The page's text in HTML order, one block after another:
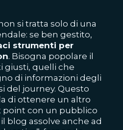
si tratta solo di una
se ben gestito,
strumenti per
. Bisogna popolare il
giusti, quelli che
di informazioni degli
del journey. Questo
di ottenere un altro
con un pubblico
blog assolve anche ad